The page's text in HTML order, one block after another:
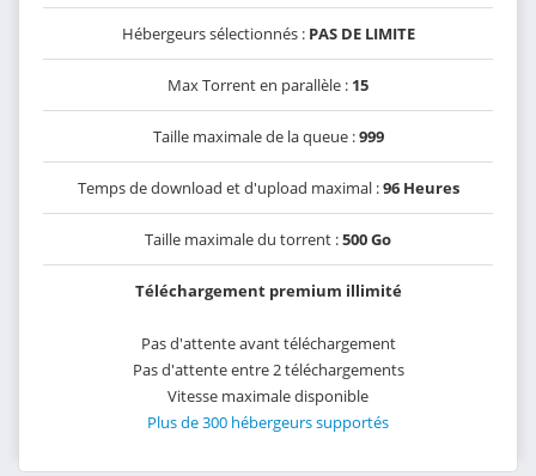
Hébergeurs sélectionnés : PAS DE LIMITE
Max Torrent en parallèle : 15
Taille maximale de la queue :999
Temps de download et d'upload maximal :96 Heures
Taille maximale du torrent :500 Go
Téléchargement premium illimité
Pas d'attente avant téléchargement
Pas d'attente entre 2 téléchargements
Vitesse maximale disponible
Plus de 300 hébergeurs supportés